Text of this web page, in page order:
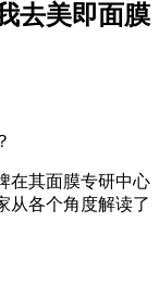
去美即面膜
在其面膜专研中心
从各个角度解读了